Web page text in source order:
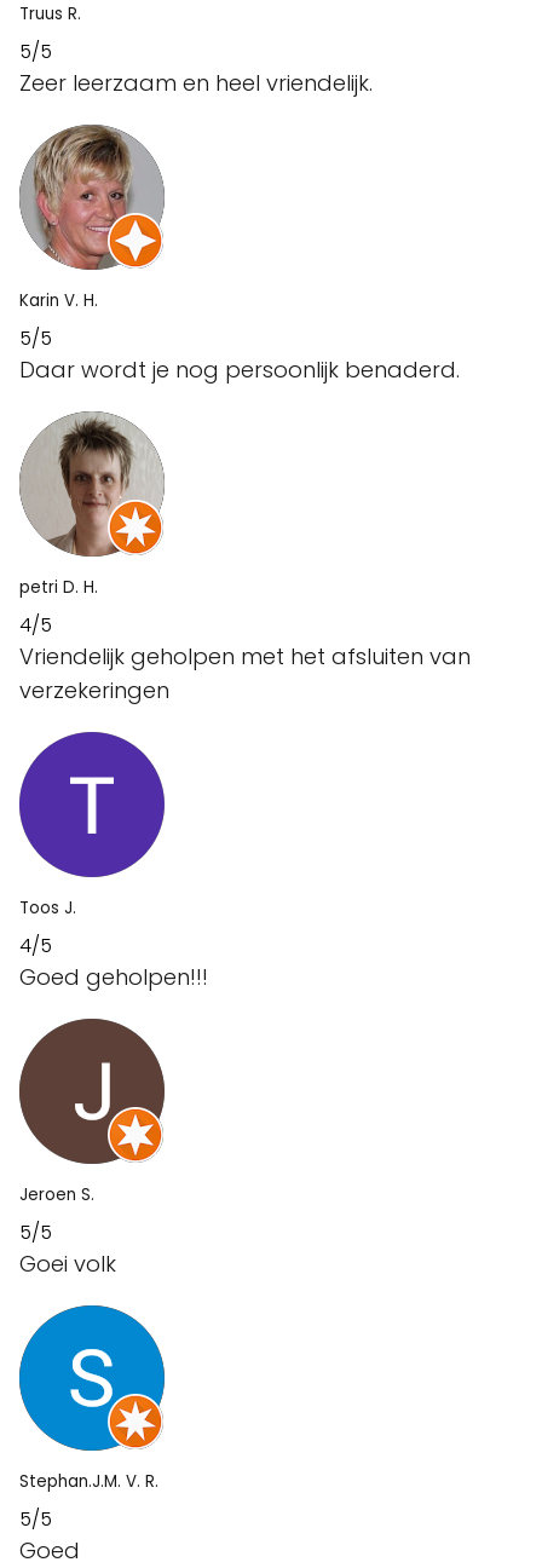
Truus R.
5/5
Zeer leerzaam en heel vriendelijk.
Karin V. H.
5/5
Daar wordt je nog persoonlijk benaderd.
petri D. H.
4/5
Vriendelijk geholpen met het afsluiten van
verzekeringen
Toos J.
4/5
Goed geholpen!!!
Jeroen S.
5/5
Goei volk
Stephan.J.M. V. R.
5/5
Goed